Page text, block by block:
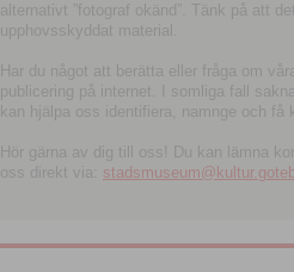
alternativt ”fotograf okänd”. Tänk på att
upphovsskyddat material.
Har du något att berätta eller fråga om
publicering på internet. I somliga fall
kan hjälpa oss identifiera, namnge och
Hör gärna av dig till oss! Du kan lämna
oss direkt via: